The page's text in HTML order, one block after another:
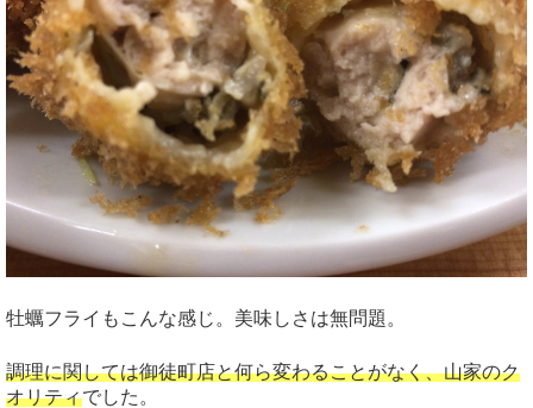
牡蠣フライもこんな感じ。美味しさは無問題。
調理に関しては御徒町店と何ら変わることがなく、山家のク
オリティでした。